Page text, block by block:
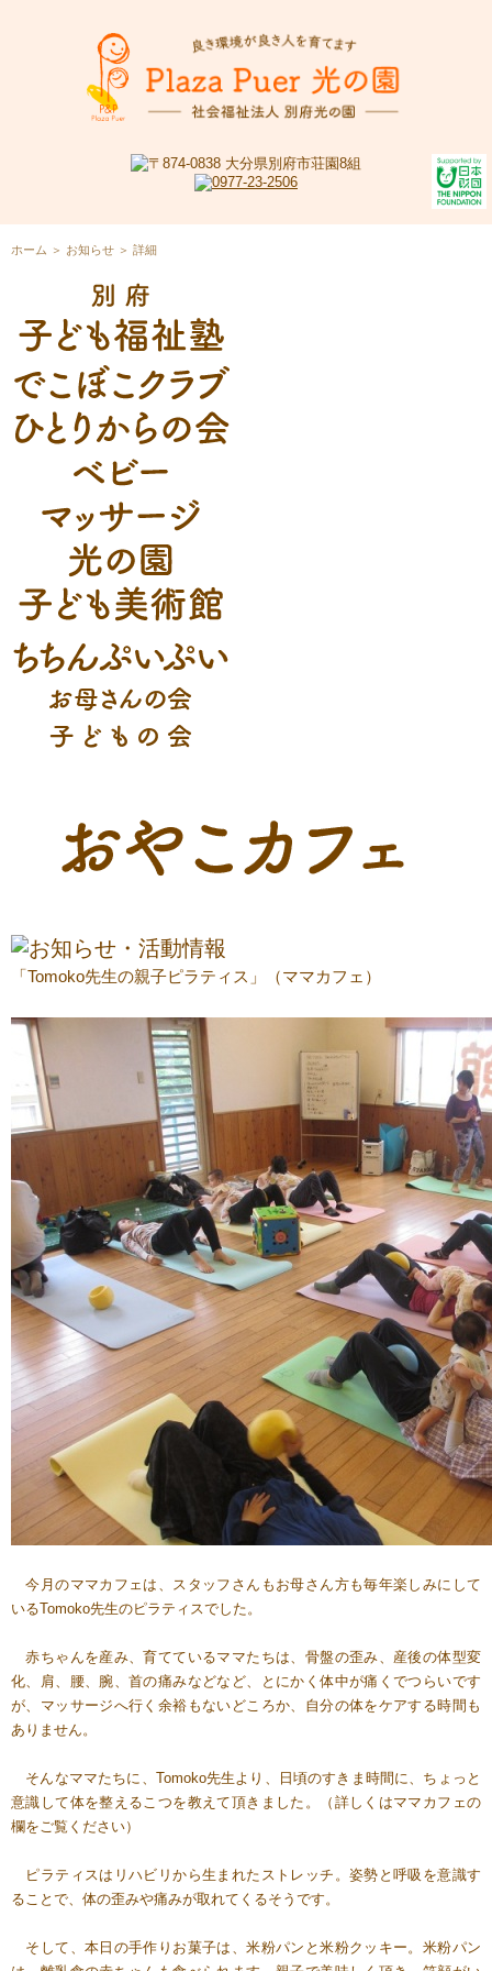
ホーム ＞ お知らせ ＞ 詳細
「Tomoko先生の親子ピラティス」（ママカフェ）
今月のママカフェは、スタッフさんもお母さん方も毎年楽しみにして
いるTomoko先生のピラティスでした。
赤ちゃんを産み、育てているママたちは、骨盤の歪み、産後の体型変
化、肩、腰、腕、首の痛みなどなど、とにかく体中が痛くでつらいです
が、マッサージへ行く余裕もないどころか、自分の体をケアする時間も
ありません。
そんなママたちに、Tomoko先生より、日頃のすきま時間に、ちょっと
意識して体を整えるこつを教えて頂きました。（詳しくはママカフェの
欄をご覧ください）
ピラティスはリハビリから生まれたストレッチ。姿勢と呼吸を意識す
ることで、体の歪みや痛みが取れてくるそうです。
そして、本日の手作りお菓子は、米粉パンと米粉クッキー。米粉パン